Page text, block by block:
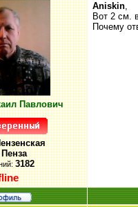
Павлович
Пенза
3182
Aniskin,
Вот 2 см.
Почему